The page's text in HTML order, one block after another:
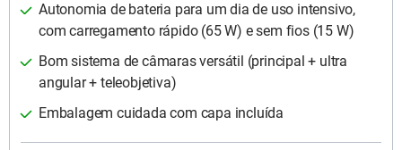
Autonomia de bateria para um dia de uso intensivo,
com carregamento rápido (65 W) e sem fios (15 W)
Bom sistema de câmaras versátil (principal + ultra
angular + teleobjetiva)
Embalagem cuidada com capa incluída